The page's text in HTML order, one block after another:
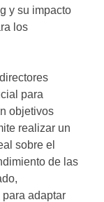
y su impacto
los
para
objetivos
realizar un
sobre el
de las
adaptar